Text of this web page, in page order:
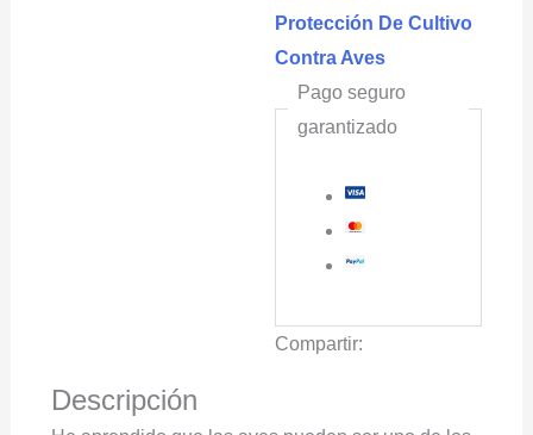
Protección De Cultivo
Contra Aves
Pago seguro
garantizado
Compartir:
Descripción